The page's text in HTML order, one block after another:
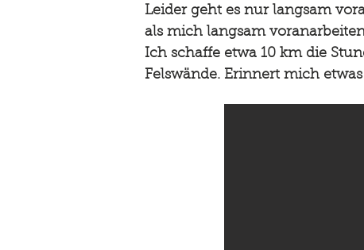
Leider geht es nur langsam
als mich langsam
Ich schaffe etwa 10 km die
Felswände. Erinnert mich